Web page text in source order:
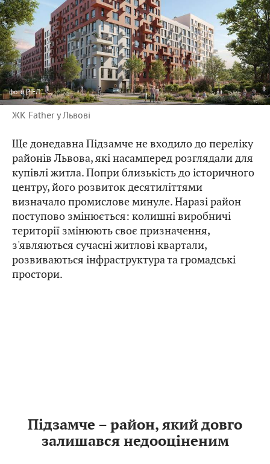
фотоРІЕЛ
ЖК Father у Львові
Ще донедавна Підзамче не входило до переліку
районів Львова, які насамперед розглядали для
купівлі житла. Попри близькість до історичного
центру, його розвиток десятиліттями
визначало промислове минуле. Наразі район
поступово змінюється: колишні виробничі
території змінюють своє призначення,
з'являються сучасні житлові квартали,
розвиваються інфраструктура та громадські
простори.
Підзамче – район, який довго
залишався недооціненим